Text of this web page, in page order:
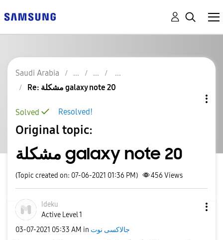
Saudi Arabia
Re: مشكلة galaxy note 20
Resolved!
Solved
Original topic:
مشكلة galaxy note 20
(Topic created on: 07-06-2021 01:36 PM) 456 Views
Ideku
Active Level 1
‎03-07-2021 05:33 AM in جالاكسى نوت